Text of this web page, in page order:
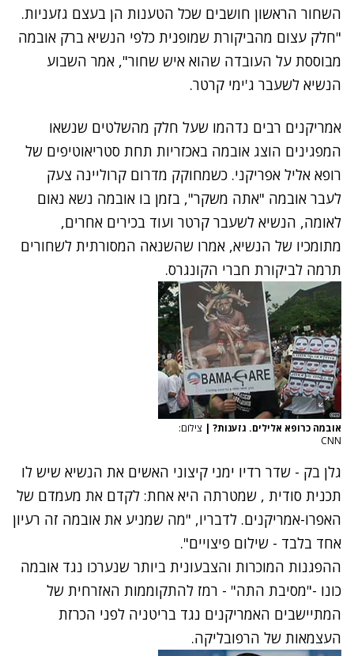
השחור הראשון חושבים שכל הטענות הן בעצם גזעניות.
"חלק עצום מהביקורת שמופנית כלפי הנשיא ברק אובמה
מבוססת על העובדה שהוא איש שחור", אמר השבוע
הנשיא לשעבר ג'ימי קרטר.
אמריקנים רבים נדהמו שעל חלק מהשלטים שנשאו
המפגינים הוצג אובמה באכזריות תחת סטריאוטיפים של
רופא אליל אפריקני. כשמחוקק מדרום קרוליינה צעק
לעבר אובמה "אתה משקר", בזמן בו אובמה נשא נאום
לאומה, הנשיא לשעבר קרטר ועוד בכירים אחרים,
מתומכיו של הנשיא, אמרו שהשנאה המסורתית לשחורים
תרמה לביקורת חברי הקונגרס.
אובמה כרופא אלילים. גזענות? | צילום:
CNN
גלן בק - שדר רדיו ימני קיצוני האשים את הנשיא שיש לו
תכנית סודית , שמטרתה היא אחת: לקדם את מעמדם של
האפרו-אמריקנים. לדבריו, "מה שמניע את אובמה זה רעיון
אחד בלבד - שילום פיצויים".
ההפגנות המוכרות והצבעונית ביותר שנערכו נגד אובמה
כונו -"מסיבת התה" - רמז להתקוממות האזרחית של
המתיישבים האמריקנים נגד בריטניה לפני הכרזת
העצמאות של הרפובליקה.